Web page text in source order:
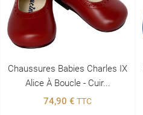
Chaussures Babies Charles IX
Alice À Boucle - Cuir...
74,90 € TTC